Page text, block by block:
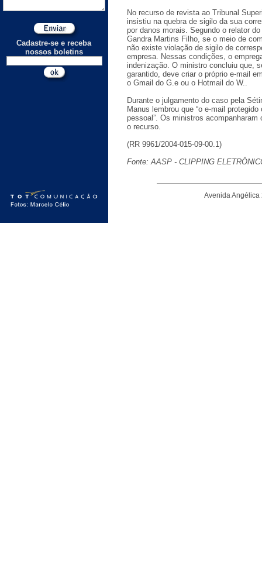
Cadastre-se e receba
nossos boletins
No recurso de revista ao Tribunal
insistiu na quebra de sigilo da sua
por danos morais. Segundo o relator
Gandra Martins Filho, se o meio de
não existe violação de sigilo de
empresa. Nessas condições, o
indenização. O ministro concluiu que,
garantido, deve criar o próprio e-mail
o Gmail do G.e ou o Hotmail do W..
Durante o julgamento do caso pela
Manus lembrou que “o e-mail
pessoal”. Os ministros
o recurso.
(RR 9961/2004-015-09-00.1)
Fonte: AASP - CLIPPING
Avenida Angélica